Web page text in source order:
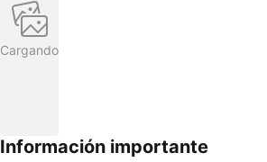
Cargando
Información importante